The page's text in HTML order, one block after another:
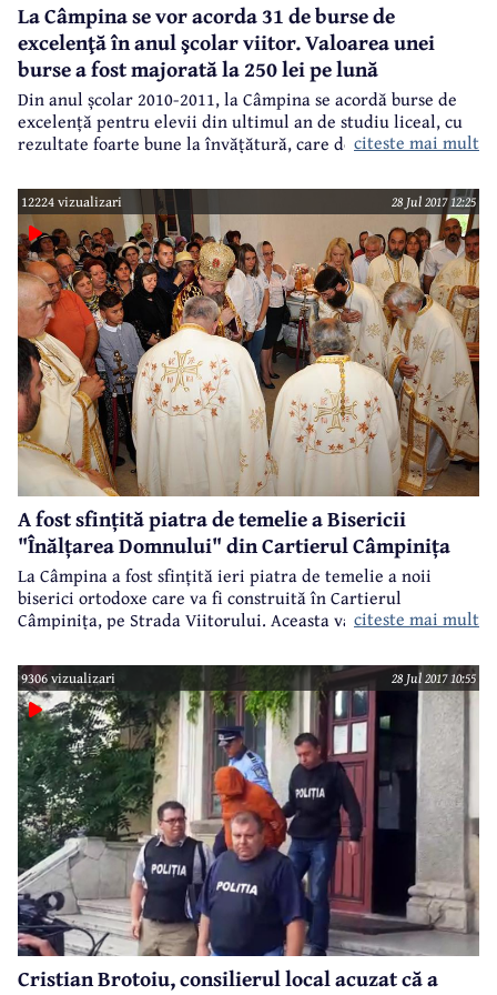
La Câmpina se vor acorda 31 de burse de
excelenţă în anul şcolar viitor. Valoarea unei
burse a fost majorată la 250 lei pe lună
Din anul școlar 2010-2011, la Câmpina se acordă burse de
excelență pentru elevii din ultimul an de studiu liceal, cu
rezultate foarte bune la învățătură, care desfășoară
Anul școlar viitor va fi al 8-lea an consecutiv când se acordă
acest tip de bursă, inițiată în 2010 de consilierii Elena Albu
și Marian Dulă și plătită de la bugetul local.
citeste mai mult
12224 vizualizari 28 Jul 2017 12:25
A fost sfințită piatra de temelie a Bisericii
"Înălțarea Domnului" din Cartierul Câmpinița
La Câmpina a fost sfințită ieri piatra de temelie a noii
biserici ortodoxe care va fi construită în Cartierul
Câmpinița, pe Strada Viitorului. Aceasta va avea hramurile
preot paroh va fi părintele Paul Izvoranu.
citeste mai mult
9306 vizualizari 28 Jul 2017 10:55
Cristian Brotoiu, consilierul local acuzat că a